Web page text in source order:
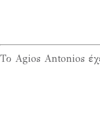
Το Agios Antonios